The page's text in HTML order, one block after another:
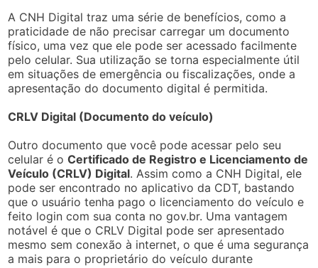
A CNH Digital traz uma série de benefícios, como a
praticidade de não precisar carregar um documento
físico, uma vez que ele pode ser acessado facilmente
pelo celular. Sua utilização se torna especialmente útil
em situações de emergência ou fiscalizações, onde a
apresentação do documento digital é permitida.
CRLV Digital (Documento do veículo)
Outro documento que você pode acessar pelo seu
celular é oCertificado de Registro e Licenciamento de
Veículo (CRLV) Digital. Assim como a CNH Digital, ele
pode ser encontrado no aplicativo da CDT, bastando
que o usuário tenha pago o licenciamento do veículo e
feito login com sua conta no gov.br. Uma vantagem
notável é que o CRLV Digital pode ser apresentado
mesmo sem conexão à internet, o que é uma segurança
a mais para o proprietário do veículo durante